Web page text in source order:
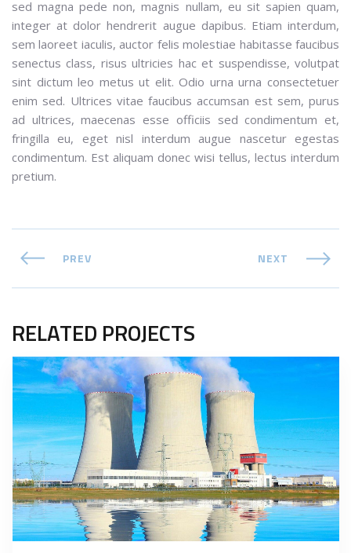
sed magna pede non, magnis nullam, eu sit sapien quam,
integer at dolor hendrerit augue dapibus. Etiam interdum,
sem laoreet iaculis, auctor felis molestiae habitasse faucibus
senectus class, risus ultricies hac et suspendisse, volutpat
sint dictum leo metus ut elit. Odio urna urna consectetuer
enim sed. Ultrices vitae faucibus accumsan est sem, purus
ad ultrices, maecenas esse officiis sed condimentum et,
fringilla eu, eget nisl interdum augue nascetur egestas
condimentum. Est aliquam donec wisi tellus, lectus interdum
pretium.
PREV NEXT
RELATED PROJECTS